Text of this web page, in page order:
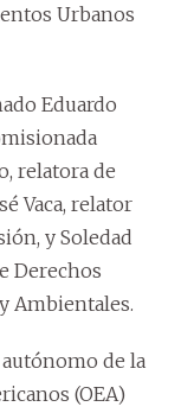
Urbanos
Eduardo
relatora de
Vaca, relator
y Soledad
Derechos
Ambientales.
de la
(OEA)